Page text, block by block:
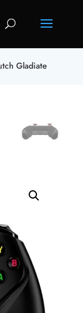
Gladiate